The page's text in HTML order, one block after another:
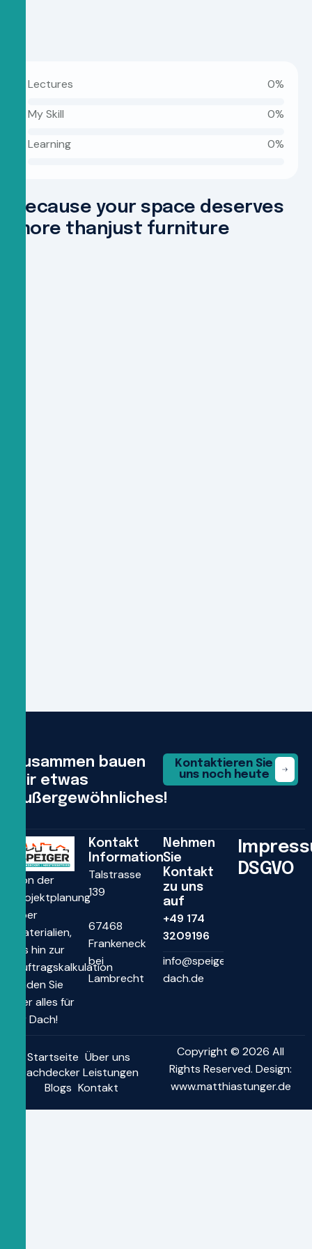
Lectures 0%
My Skill 0%
Learning 0%
ecause your space d eserves
more t hanjust furniture
Zusammen bauen
wir etwas
außergewöhnliches!
Kontaktieren Sie
uns noch heute
Von der
Projektplanung
über
Materialien,
bis hin zur
Auftragskalkulation
finden Sie
hier alles für
Ihr Dach!
Kontakt
Information
Talstrasse
139
67468
Frankeneck
bei
Lambrecht
Nehmen
Sie
Kontakt
zu uns
auf
+49 174
3209196
info@speiger-
dach.de
DSGVO
Startseite Über uns
Dachdecker Leistungen
Blogs Kontakt
Copyright © 2026 All
Rights Reserved. Design:
www.matthiastunger.de